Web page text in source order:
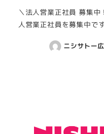
＼法人営業正社員 募集
人営業正社員を募集中
ニシサトー